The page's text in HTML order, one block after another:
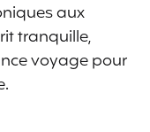
aux
tranquille,
voyage pour